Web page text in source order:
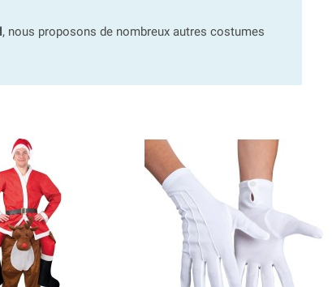
, nous proposons de nombreux autres costumes